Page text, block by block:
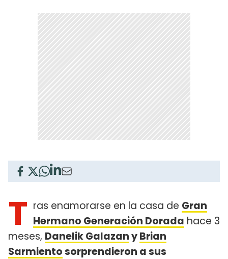
T ras enamorarse en la casa de Gran
Hermano Generación Dorada hace 3
meses, Danelik GalazanyBrian
Sarmientosorprendieron a sus